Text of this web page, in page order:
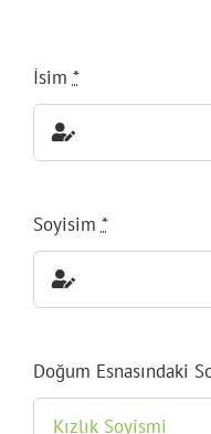
İsim *
Soyisim *
Doğum Esnasındaki